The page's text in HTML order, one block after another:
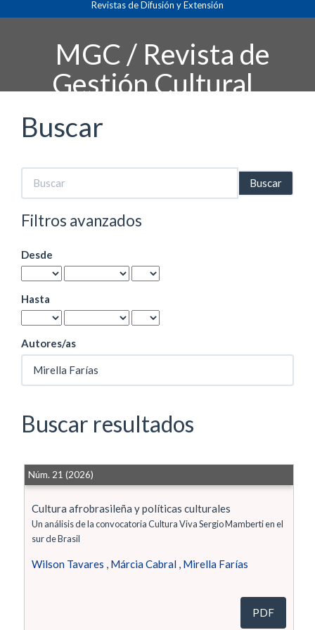
principal
principal
lateral
Revistas de Difusión y Extensión
MGC / Revista de
Gestión Cultural
Buscar
Buscar
artículos
por
Filtros avanzados
Desde
Hasta
Autores/as
Buscar resultados
Cultura afrobrasileña y políticas culturales
Un análisis de la convocatoria Cultura Viva Sergio Mamberti en el
sur de Brasil
Wilson Tavares Márcia Cabral, Mirella Farías
Núm. 21 (2026)
PDF